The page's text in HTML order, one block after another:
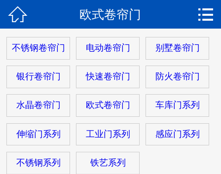
关于我们
产品中心
新闻动态
客户服务
 欧式卷帘门 
不锈钢卷帘门 电动卷帘门 别墅卷帘门
银行卷帘门 快速卷帘门 防火卷帘门
水晶卷帘门 欧式卷帘门 车库门系列
伸缩门系列 工业门系列 感应门系列
不锈钢系列 铁艺系列